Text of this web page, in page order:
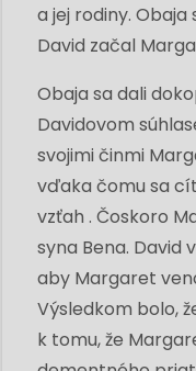
a jej rodiny.
David začal
Obaja sa dali
Davidovom
svojimi činmi
vďaka čomu sa
vzťah . Čoskoro
syna Bena. David
aby Margaret
Výsledkom bolo,
k tomu, že